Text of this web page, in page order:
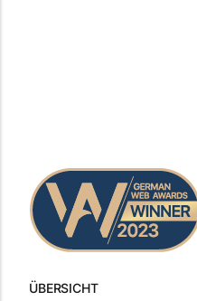
ÜBERSICHT